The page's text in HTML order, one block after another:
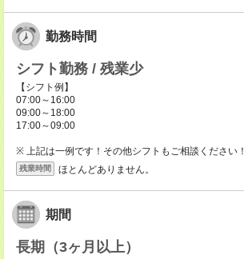
勤務時間
シフト勤務 / 残業少
【シフト例】
07:00～16:00
09:00～18:00
17:00～09:00
※ 上記は一例です！その他シフトもご相談ください！
残業時間 ほとんどありません。
期間
長期（3ヶ月以上）